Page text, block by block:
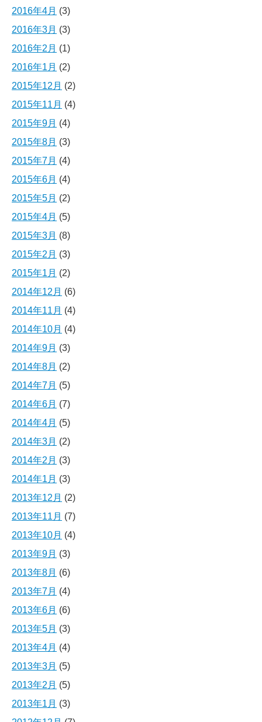
2016年4月 (3)
2016年3月 (3)
2016年2月 (1)
2016年1月 (2)
2015年12月 (2)
2015年11月 (4)
2015年9月 (4)
2015年8月 (3)
2015年7月 (4)
2015年6月 (4)
2015年5月 (2)
2015年4月 (5)
2015年3月 (8)
2015年2月 (3)
2015年1月 (2)
2014年12月 (6)
2014年11月 (4)
2014年10月 (4)
2014年9月 (3)
2014年8月 (2)
2014年7月 (5)
2014年6月 (7)
2014年4月 (5)
2014年3月 (2)
2014年2月 (3)
2014年1月 (3)
2013年12月 (2)
2013年11月 (7)
2013年10月 (4)
2013年9月 (3)
2013年8月 (6)
2013年7月 (4)
2013年6月 (6)
2013年5月 (3)
2013年4月 (4)
2013年3月 (5)
2013年2月 (5)
2013年1月 (3)